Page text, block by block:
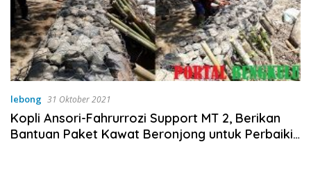
lebong 31 Oktober 2021
Kopli Ansori-Fahrurrozi Support MT 2, Berikan
Bantuan Paket Kawat Beronjong untuk Perbaiki